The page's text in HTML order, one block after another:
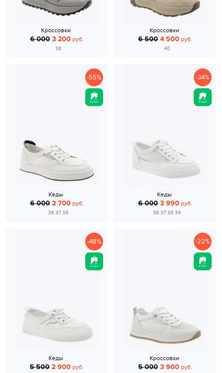
Кроссовки
6 000 3 200руб.
38
Кроссовки
6 500 4 500 руб.
40
-55%
Кеды
6 000 2 700руб.
36 37 39
-34%
Кеды
6 000 3 990 руб.
36 37 38 39
-48%
Кеды
5 500 2 900 руб.
-22%
Кроссовки
5 000 3 900 руб.